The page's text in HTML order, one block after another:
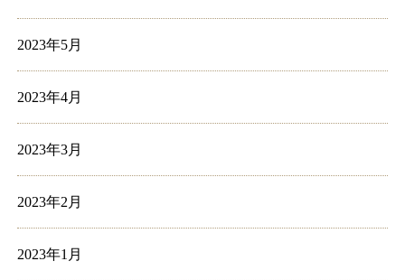
2023年5月
2023年4月
2023年3月
2023年2月
2023年1月